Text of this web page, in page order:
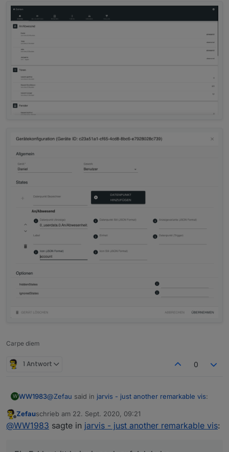
Carpe diem
1 Antwort 0
W WW1983@Zefau said in jarvis - just another remarkable vis:
@WW1983sagte injarvis - just another
Offline
Zefauschrieb am 22. Sept. 2020, 09:21
zuletzt editiert von
@WW1983 sagte in jarvis - just another remarkable vis: